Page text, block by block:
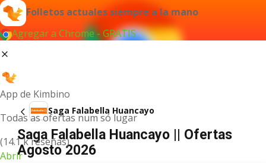
Folletos actuales siempre a la mano
Agregar a Chrome - GRATIS
App de Kimbino
Todas as ofertas num só lugar
(14.1 k reseñas)
Abrir
Saga Falabella Huancayo
Saga Falabella Huancayo || Ofertas
Agosto 2026